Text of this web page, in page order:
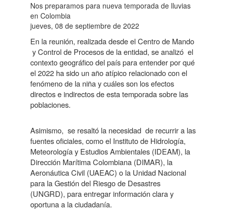
Nos preparamos para nueva temporada de lluvias
en Colombia
jueves, 08 de septiembre de 2022
En la reunión, realizada desde el Centro de Mando
y Control de Procesos de la entidad, se analizó el
contexto geográfico del país para entender por qué
el 2022 ha sido un año atípico relacionado con el
fenómeno de la niña y cuáles son los efectos
directos e indirectos de esta temporada sobre las
poblaciones.
Asimismo, se resaltó la necesidad de recurrir a las
fuentes oficiales, como el Instituto de Hidrología,
Meteorología y Estudios Ambientales (IDEAM), la
Dirección Marítima Colombiana (DIMAR), la
Aeronáutica Civil (UAEAC) o la Unidad Nacional
para la Gestión del Riesgo de Desastres
(UNGRD), para entregar información clara y
oportuna a la ciudadanía.